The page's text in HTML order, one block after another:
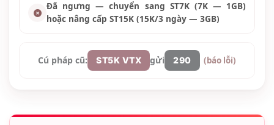
Đã ngưng — chuyển sang ST7K (7K — 1GB)
hoặc nâng cấp ST15K (15K/3 ngày — 3GB)
Cú pháp cũ: ST5K VTX gửi 290 (báo lỗi)